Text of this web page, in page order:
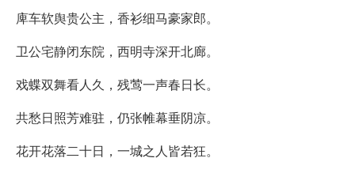
庳车软舆贵公主，香衫细马豪家郎。
卫公宅静闭东院，西明寺深开北廊。
戏蝶双舞看人久，残莺一声春日长。
共愁日照芳难驻，仍张帷幕垂阴凉。
花开花落二十日，一城之人皆若狂。